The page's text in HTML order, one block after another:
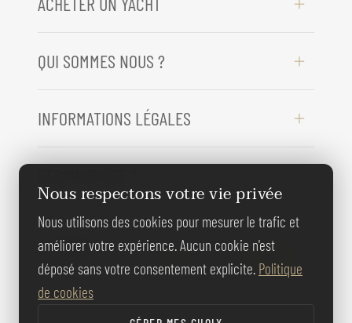
QUI SOMMES NOUS ?
INFORMATIONS LÉGALES
REJOIGNEZ-
NOUS
Nous respectons votre vie privée
Nous utilisons des cookies pour mesurer le trafic et
améliorer votre expérience. Aucun cookie n'est
déposé sans votre consentement explicite. Politique
de cookies